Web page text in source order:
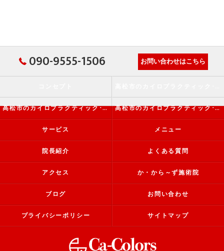
090-9555-1506 お問い合わせはこちら
高松市のカイロプラクティック･か・から～ず施術院の評判 高松市のカイロプラクティック･か・から～ず施術院のお客様の声
サービス メニュー
院長紹介 よくある質問
アクセス か・から～ず施術院
ブログ お問い合わせ
プライバシーポリシー サイトマップ